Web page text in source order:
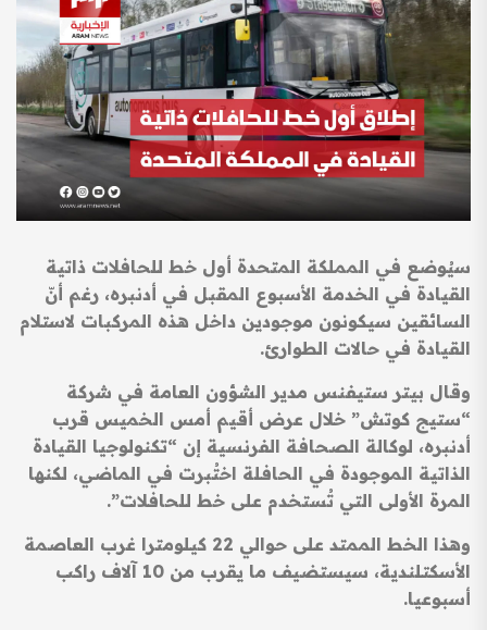
سيُوضع في المملكة المتحدة أول خط للحافلات ذاتية
القيادة في الخدمة الأسبوع المقبل في أدنبره، رغم أنّ
السائقين سيكونون موجودين داخل هذه المركبات لاستلام
القيادة في حالات الطوارئ.
وقال بيتر ستيفنس مدير الشؤون العامة في شركة
“ستيج كوتش” خلال عرض أقيم أمس الخميس قرب
أدنبره، لوكالة الصحافة الفرنسية إن “تكنولوجيا القيادة
الذاتية الموجودة في الحافلة اختُبرت في الماضي، لكنها
المرة الأولى التي تُستخدم على خط للحافلات”.
وهذا الخط الممتد على حوالي 22 كيلومترا غرب العاصمة
الأسكتلندية، سيستضيف ما يقرب من 10 آلاف راكب
أسبوعيا.